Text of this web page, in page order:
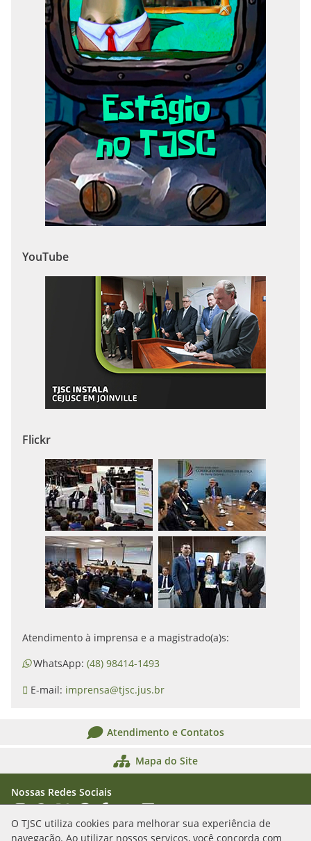
O TJSC utiliza cookies para melhorar sua experiência de
navegação. Ao utilizar nossos serviços, você concorda com
YouTube
Flickr
Atendimento à imprensa e a magistrado(a)s:
WhatsApp: (48) 98414-1493
E-mail: imprensa@tjsc.jus.br
Atendimento e Contatos
Mapa do Site
Nossas Redes Sociais
Acessar Instagram
Acessar WhatsApp
Acessar XAcessar Threads
Acessar Facebook
Acessar YouTube
Acessar Flickr
Acessar SoundCloud